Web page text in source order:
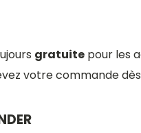
gratuite pour les
votre commande